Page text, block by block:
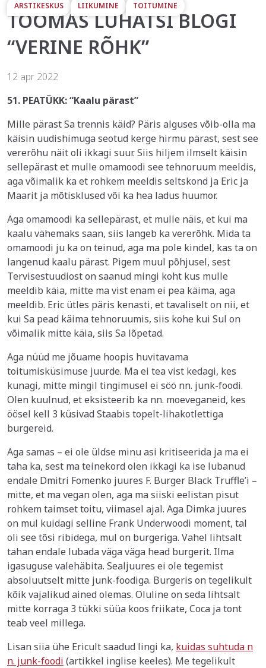
ARSTIKESKUS LIIKUMINE TOITUMINE
TOOMAS LUHATSI BLOGI
“VERINE RÕHK”
12 apr 2022
51. PEATÜKK: “Kaalu pärast”
Mille pärast Sa trennis käid? Päris alguses võib-olla ma
käisin uudishimuga seotud kerge hirmu pärast, sest see
vererõhu näit oli ikkagi suur. Siis hiljem ilmselt käisin
sellepärast et mulle omamoodi see tehnoruum meeldis,
aga võimalik ka et rohkem meeldis seltskond ja Eric ja
Maarit ja mõtisklused või ka hea ladus huumor.
Aga omamoodi ka sellepärast, et mulle näis, et kui ma
kaalu vähemaks saan, siis langeb ka vererõhk. Mida ta
omamoodi ju ka on teinud, aga ma pole kindel, kas ta on
langenud kaalu pärast. Pigem muul põhjusel, sest
Tervisestuudiost on saanud mingi koht kus mulle
meeldib käia, mitte ma vist enam ei pea käima, aga
meeldib. Eric ütles päris kenasti, et tavaliselt on nii, et
kui Sa pead käima tehnoruumis, siis kohe kui Sul on
võimalik mitte käia, siis Sa lõpetad.
Aga nüüd me jõuame hoopis huvitavama
toitumisküsimuse juurde. Ma ei tea vist kedagi, kes
kunagi, mitte mingil tingimusel ei söö nn. junk-foodi.
Olen kuulnud, et eksisteerib ka nn. moeveganeid, kes
öösel kell 3 küsivad Staabis topelt-lihakotlettiga
burgereid.
Aga samas – ei ole üldse minu asi kritiseerida ja ma ei
taha ka, sest ma teinekord olen ikkagi ka ise lubanud
endale Dmitri Fomenko juures F. Burger Black Truffle’i –
mitte, et ma vegan olen, aga ma siiski eelistan pisut
rohkem taimset toitu, viimasel ajal. Aga Dimka juures
on mul kuidagi selline Frank Underwoodi moment, tal
oli see tõsi ribidega, mul on burgeriga. Vahel lihtsalt
tahan endale lubada väga väga head burgerit. Ilma
igasuguse valehäbita. Sealjuures ei ole tegemist
absoluutselt mitte junk-foodiga. Burgeris on tegelikult
kõik vajalikud ained olemas. Oluline on seda lihtsalt
mitte korraga 3 tükki süüa koos friikate, Coca ja tont
teab veel millega.
Lisan siia ühe Ericult saadud lingi ka, kuidas suhtuda n
n. junk-foodi (artikkel inglise keeles). Me tegelikult